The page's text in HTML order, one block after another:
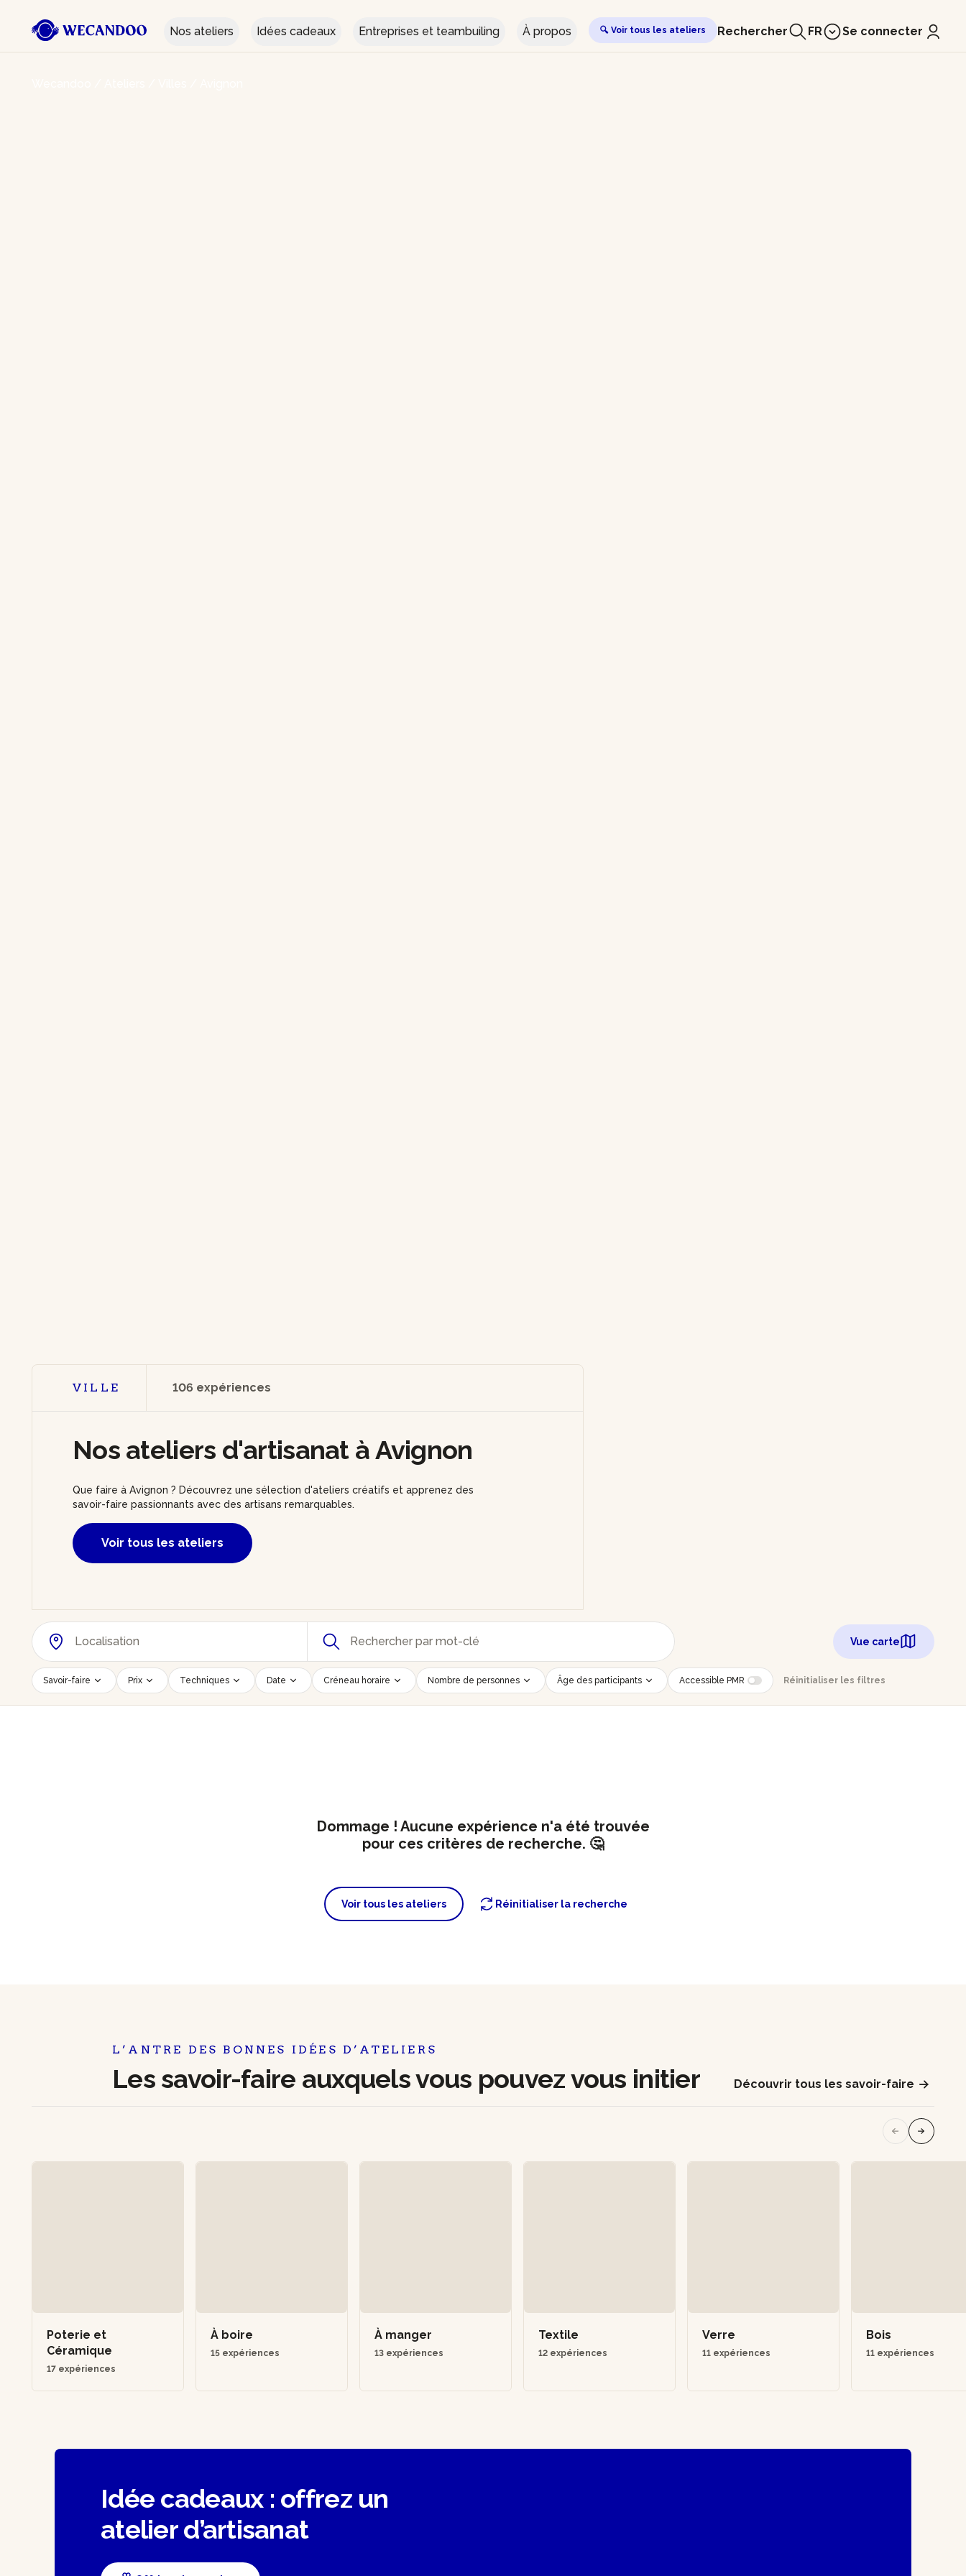
Nos ateliers Idées cadeaux Entreprises et teambuiling À propos 🔍 Voir tous les ateliers Rechercher FR Se connecter
VILLE 106 expériences
Nos ateliers d'artisanat à Avignon
Que faire à Avignon ? Découvrez une sélection d'ateliers créatifs et apprenez des
savoir-faire passionnants avec des artisans remarquables.
Voir tous les ateliers
Vue carte
Savoir-faire Prix Techniques Date Créneau horaire Nombre de personnes Âge des participants Accessible PMR Réinitialiser les filtres
Dommage ! Aucune expérience n'a été trouvée
pour ces critères de recherche. 🤔
Voir tous les ateliers Réinitialiser la recherche
L’ANTRE DES BONNES IDÉES D’ATELIERS
Les savoir-faire auxquels vous pouvez vous initier Découvrir tous les savoir-faire
Poterie et
Céramique
17 expériences
À boire
15 expériences
À manger
13 expériences
Textile
12 expériences
Verre
11 expériences
Bois
11 expériences
Idée cadeaux : offrez un
atelier d’artisanat